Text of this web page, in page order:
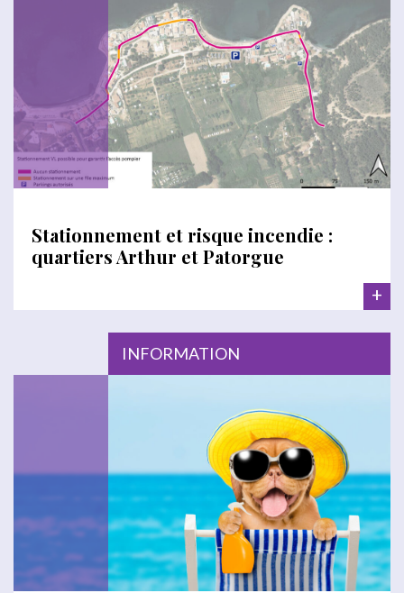
Stationnement et risque incendie :
quartiers Arthur et Patorgue
+
INFORMATION